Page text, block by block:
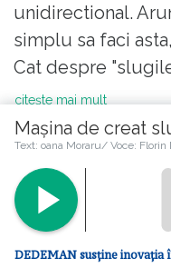
unidirectional.
simplu sa faci
Cat despre
sistemul , fac doar
sluga " nu devii
educatie prin care
fii!!! Nu mai dati
nereusitele
imperfect, putin
sau parinte, esti
citește mai mult
Like3
@ Sorin Si
Tudor
2016-06-29
Mașina de creat
Text: oana Moraru/ Voce:
DEDEMAN susține inovația